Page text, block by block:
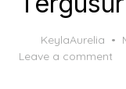
KeylaAurelia
Leave a comment